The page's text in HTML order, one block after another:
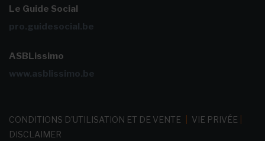
Le Guide Social
pro.guidesocial.be
ASBLissimo
www.asblissimo.be
CONDITIONS D'UTILISATION ET DE VENTE VIE PRIVÉE
DISCLAIMER